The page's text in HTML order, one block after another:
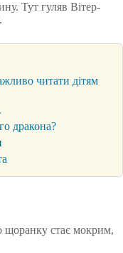
Тут гуляв Вітер-
читати дітям
дракона?
стає мокрим,